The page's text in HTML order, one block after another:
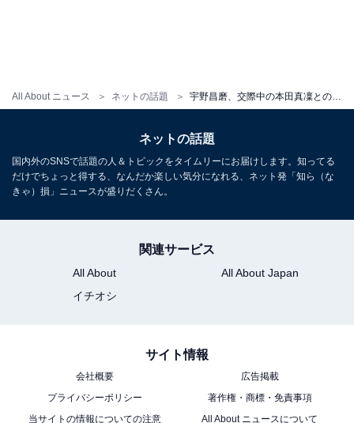
All About ニュース ネットの話題
ネットの話題
国内外のSNSで話題の人＆トピックをタイムリーにお届けします。知ってる
だけでちょっと得する、なんだか楽しい気分になれる、ネット発「知ら（な
きゃ）損」ニュースが盛りだくさん。
関連サービス
All About
All About Japan
イチオシ
サイト情報
会社概要
広告掲載
プライバシーポリシー
著作権・商標・免責事項
当サイトの情報についての注意
All About ニュースについて